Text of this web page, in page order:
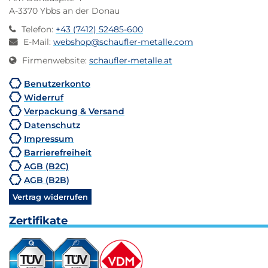
A-3370 Ybbs an der Donau
Telefon: +43 (7412) 52485-600
E-Mail: webshop@schaufler-metalle.com
Firmenwebsite: schaufler-metalle.at
Benutzerkonto
Widerruf
Verpackung & Versand
Datenschutz
Impressum
Barrierefreiheit
AGB (B2C)
AGB (B2B)
Vertrag widerrufen
Zertifikate